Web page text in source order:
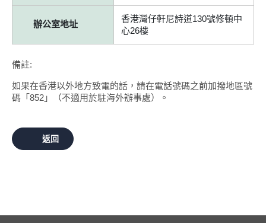
辦公室地址
香港灣仔軒尼詩道130號修頓中
心26樓
備註:
如果在香港以外地方致電的話，請在電話號碼之前加撥地區號
碼「852」（不適用於駐海外辦事處）。
返回